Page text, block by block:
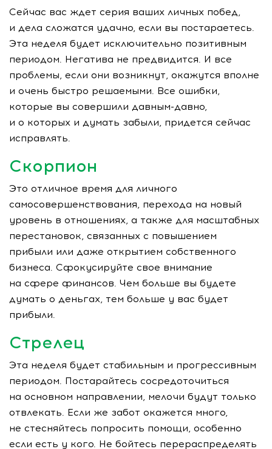
Сейчас вас ждет серия ваших личных побед,
и дела сложатся удачно, если вы постараетесь.
Эта неделя будет исключительно позитивным
периодом. Негатива не предвидится. И все
проблемы, если они возникнут, окажутся вполне
и очень быстро решаемыми. Все ошибки,
которые вы совершили давным-давно,
и о которых и думать забыли, придется сейчас
исправлять.
Скорпион
Это отличное время для личного
самосовершенствования, перехода на новый
уровень в отношениях, а также для масштабных
перестановок, связанных с повышением
прибыли или даже открытием собственного
бизнеса. Сфокусируйте свое внимание
на сфере финансов. Чем больше вы будете
думать о деньгах, тем больше у вас будет
прибыли.
Стрелец
Эта неделя будет стабильным и прогрессивным
периодом. Постарайтесь сосредоточиться
на основном направлении, мелочи будут только
отвлекать. Если же забот окажется много,
не стесняйтесь попросить помощи, особенно
если есть у кого. Не бойтесь перераспределять